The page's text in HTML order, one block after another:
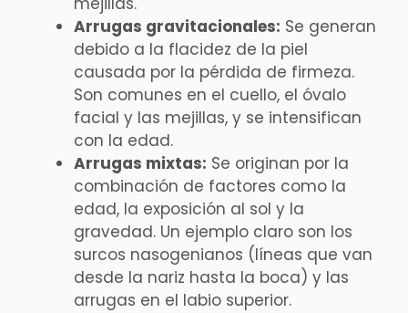
Arrugas gravitacionales: Se generan
debido a la flacidez de la piel
causada por la pérdida de firmeza.
Son comunes en el cuello, el óvalo
facial y las mejillas, y se intensifican
con la edad.
Arrugas mixtas: Se originan por la
combinación de factores como la
edad, la exposición al sol y la
gravedad. Un ejemplo claro son los
surcos nasogenianos (líneas que van
desde la nariz hasta la boca) y las
arrugas en el labio superior.